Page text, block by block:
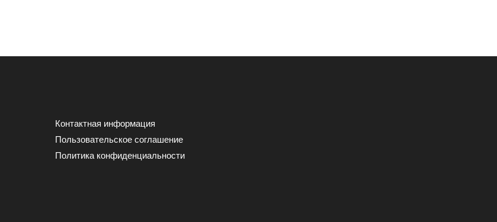
Контактная информация
Пользовательское соглашение
Политика конфиденциальности